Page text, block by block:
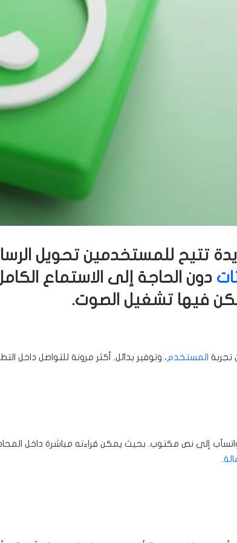
تتيح للمستخدمين تحويل
دون الحاجة إلى الاستماع
فيها تشغيل الصوت.
تجربة المستخدم ، وتوفير بدائل. أكثر مرونة للتواصل داخل
واتسآب إلى نص مكتوب. بحيث يمكن قراءته مباشرة داخل
.